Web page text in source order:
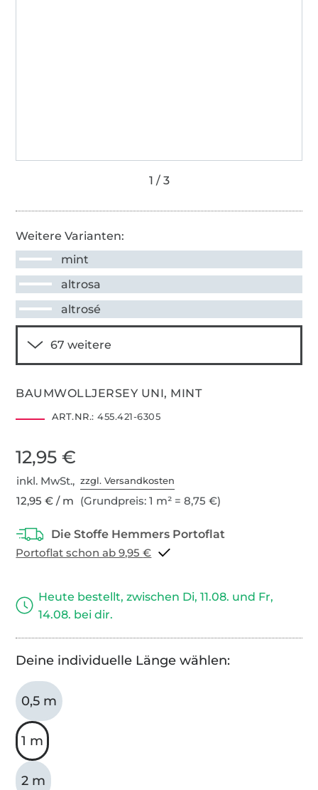
Weitere Varianten:
mint
altrosa
altrosé
BAUMWOLLJERSEY UNI, MINT
ART.NR.: 455.421-6305
12,95 €
inkl. MwSt.,zzgl. Versandkosten
12,95 € / m (Grundpreis: 1 m² = 8,75 €)
Portoflat schon ab 9,95 €
Heute bestellt, zwischen Di, 11.08. und Fr,
14.08. bei dir.
Deine individuelle Länge wählen:
0,5 m
1 m
2 m